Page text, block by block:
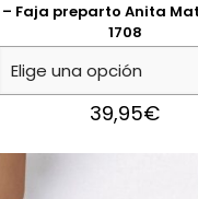
– Faja preparto Anita
1708
39,95€